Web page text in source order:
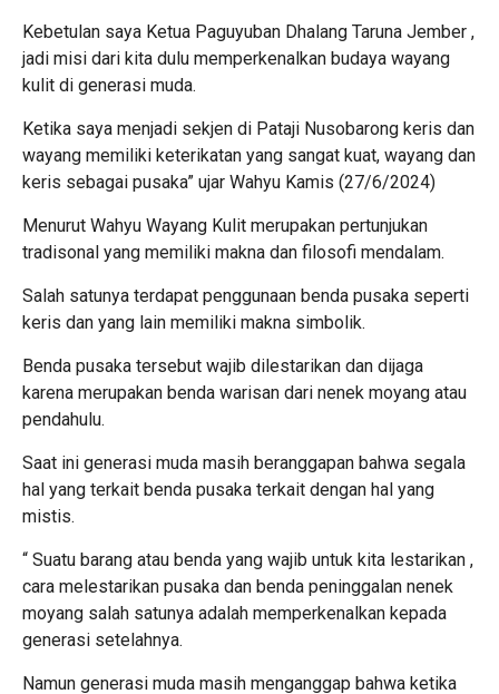
Kebetulan saya Ketua Paguyuban Dhalang Taruna Jember ,
jadi misi dari kita dulu memperkenalkan budaya wayang
kulit di generasi muda.
Ketika saya menjadi sekjen di Pataji Nusobarong keris dan
wayang memiliki keterikatan yang sangat kuat, wayang dan
keris sebagai pusaka” ujar Wahyu Kamis (27/6/2024)
Menurut Wahyu Wayang Kulit merupakan pertunjukan
tradisonal yang memiliki makna dan filosofi mendalam.
Salah satunya terdapat penggunaan benda pusaka seperti
keris dan yang lain memiliki makna simbolik.
Benda pusaka tersebut wajib dilestarikan dan dijaga
karena merupakan benda warisan dari nenek moyang atau
pendahulu.
Saat ini generasi muda masih beranggapan bahwa segala
hal yang terkait benda pusaka terkait dengan hal yang
mistis.
“ Suatu barang atau benda yang wajib untuk kita lestarikan ,
cara melestarikan pusaka dan benda peninggalan nenek
moyang salah satunya adalah memperkenalkan kepada
generasi setelahnya.
Namun generasi muda masih menganggap bahwa ketika